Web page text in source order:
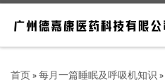
Skip to content
首页»每月一篇睡眠及呼吸机知识 »